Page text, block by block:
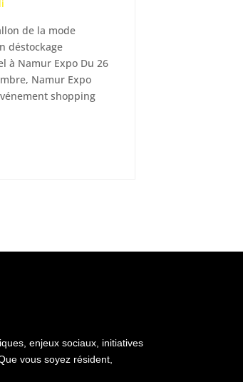
de la mode
déstockage
à Namur Expo Du 26
Namur Expo
shopping
enjeux sociaux, initiatives
vous soyez résident,